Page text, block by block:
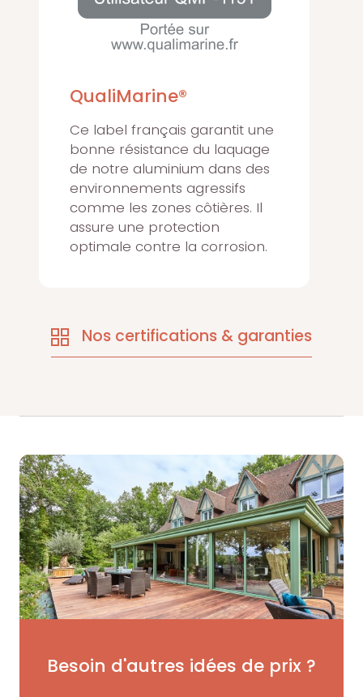
QualiMarine®
Ce label français garantit une
bonne résistance du laquage
de notre aluminium dans des
environnements agressifs
comme les zones côtières. Il
assure une protection
optimale contre la corrosion.
Nos certifications & garanties
Besoin d'autres idées de prix ?